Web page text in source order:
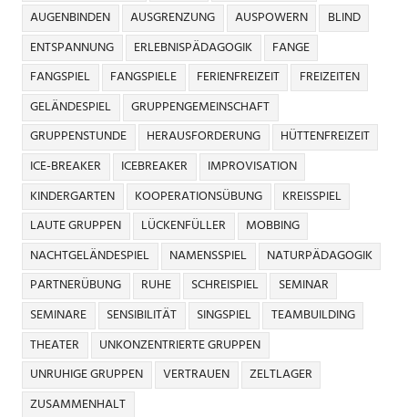
AUGENBINDEN
AUSGRENZUNG AUSPOWERN
BLIND
ENTSPANNUNG
ERLEBNISPÄDAGOGIK
FANGE
FANGSPIEL
FANGSPIELE FERIENFREIZEIT
FREIZEITEN
GELÄNDESPIEL
GRUPPENGEMEINSCHAFT
GRUPPENSTUNDE
HERAUSFORDERUNG
HÜTTENFREIZEIT
ICE-BREAKER
ICEBREAKER
IMPROVISATION
KINDERGARTEN
KOOPERATIONSÜBUNG
KREISSPIEL
LAUTE GRUPPEN
LÜCKENFÜLLER
MOBBING
NACHTGELÄNDESPIEL
NAMENSSPIEL
NATURPÄDAGOGIK
PARTNERÜBUNG
RUHE SCHREISPIEL
SEMINAR
SEMINARE
SENSIBILITÄT SINGSPIEL
TEAMBUILDING
THEATER
UNKONZENTRIERTE GRUPPEN
UNRUHIGE GRUPPEN
VERTRAUEN
ZELTLAGER
ZUSAMMENHALT